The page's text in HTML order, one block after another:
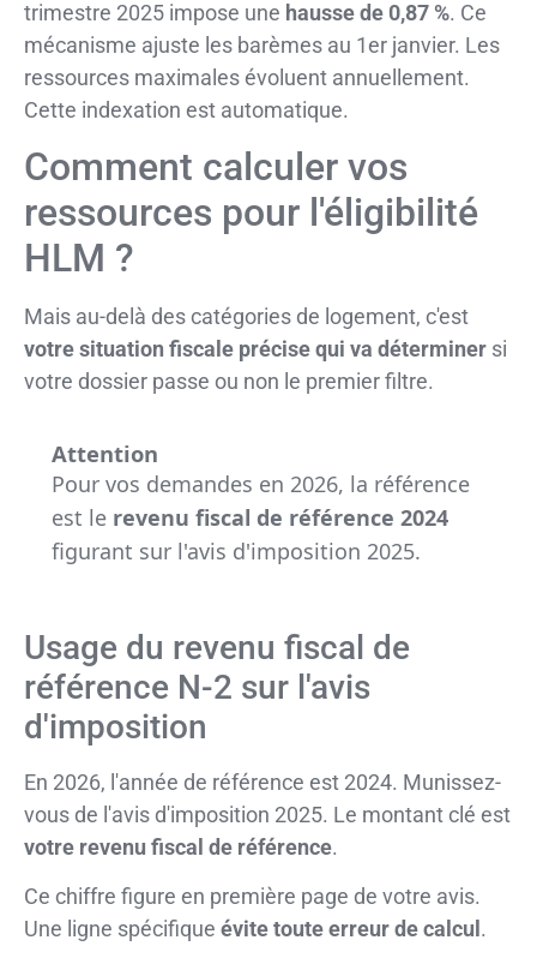
trimestre 2025 impose une hausse de 0,87 %. Ce
mécanisme ajuste les barèmes au 1er janvier. Les
ressources maximales évoluent annuellement.
Cette indexation est automatique.
Comment calculer vos
ressources pour l'éligibilité
HLM ?
Mais au-delà des catégories de logement, c'est
votre situation fiscale précise qui va déterminer si
votre dossier passe ou non le premier filtre.
Attention
Pour vos demandes en 2026, la référence
est le revenu fiscal de référence 2024
figurant sur l'avis d'imposition 2025.
Usage du revenu fiscal de
référence N-2 sur l'avis
d'imposition
En 2026, l'année de référence est 2024. Munissez-
vous de l'avis d'imposition 2025. Le montant clé est
votre revenu fiscal de référence.
Ce chiffre figure en première page de votre avis.
Une ligne spécifique évite toute erreur de calcul .